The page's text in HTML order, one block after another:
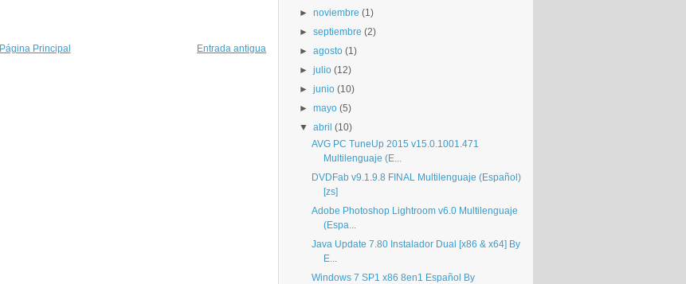
Entrada antigua
Página Principal
►noviembre (1)
►septiembre (2)
►agosto (1)
►julio (12)
►junio (10)
►mayo (5)
▼abril (10)
AVG PC TuneUp 2015 v15.0.1001.471
Multilenguaje (E...
DVDFab v9.1.9.8 FINAL Multilenguaje (Español)
[zs]
Adobe Photoshop Lightroom v6.0 Multilenguaje
(Espa...
Java Update 7.80 Instalador Dual [x86 & x64] By
E...
Windows 7 SP1 x86 8en1 Español By